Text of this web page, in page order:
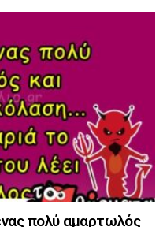
πολύ αμαρτωλός